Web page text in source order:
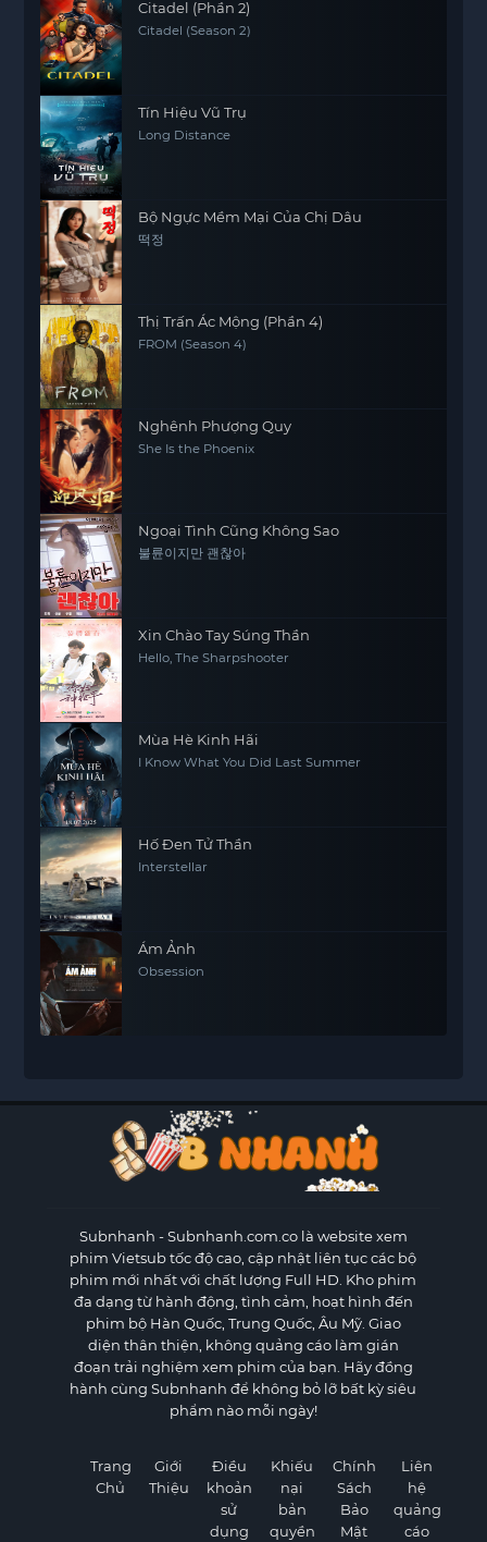
Citadel (Phần 2)
Citadel (Season 2)
Tín Hiệu Vũ Trụ
Long Distance
Bộ Ngực Mềm Mại Của Chị Dâu
떡정
Thị Trấn Ác Mộng (Phần 4)
FROM (Season 4)
Nghênh Phượng Quy
She Is the Phoenix
Ngoại Tình Cũng Không Sao
불륜이지만 괜찮아
Xin Chào Tay Súng Thần
Hello, The Sharpshooter
Mùa Hè Kinh Hãi
I Know What You Did Last Summer
Hố Đen Tử Thần
Interstellar
Ám Ảnh
Obsession
Subnhanh - Subnhanh.com.co là website xem
phim Vietsub tốc độ cao, cập nhật liên tục các bộ
phim mới nhất với chất lượng Full HD. Kho phim
đa dạng từ hành động, tình cảm, hoạt hình đến
phim bộ Hàn Quốc, Trung Quốc, Âu Mỹ. Giao
diện thân thiện, không quảng cáo làm gián
đoạn trải nghiệm xem phim của bạn. Hãy đồng
hành cùng Subnhanh để không bỏ lỡ bất kỳ siêu
phẩm nào mỗi ngày!
Trang
Chủ
Giới
Thiệu
Điều
khoản
sử
dụng
Khiếu
nại
bản
quyền
Chính
Sách
Bảo
Mật
Liên
hệ
quảng
cáo